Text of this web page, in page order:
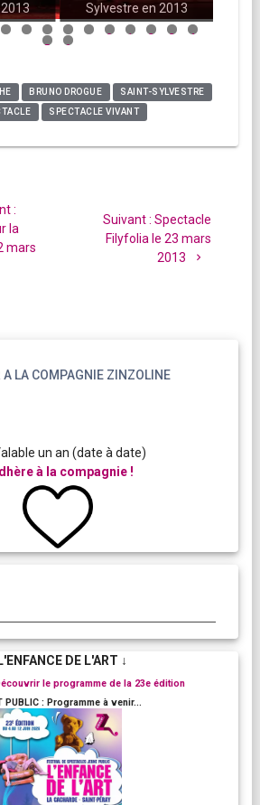
Sylvestre en 2013
0 1 2 3 4
5 6
BRUNO DROGUE
SAINT-SYLVESTRE
SPECTACLE VIVANT
:Article
précédent
:
la
mars
Suivant : Article
suivant
Spectacle
Filyfolia le 23 mars
2013
A LA COMPAGNIE ZINZOLINE
un an (date à date)
à la compagnie !
DE L'ART ↓
le programme de la 23e édition
PUBLIC : Programme à venir...